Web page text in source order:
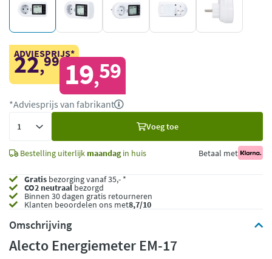
ADVIESPRIJS*
22,99 19,59
*Adviesprijs van fabrikant
Voeg toe
Bestelling uiterlijk maandagin huis Betaal met
Gratis bezorging vanaf 35,- *
CO2 neutraalbezorgd
Binnen 30 dagen gratis retourneren
Klanten beoordelen ons met8,7/10
Omschrijving
Alecto Energiemeter EM-17